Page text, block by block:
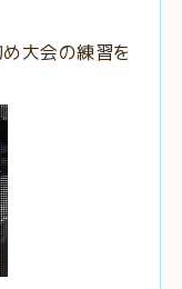
大会の練習を